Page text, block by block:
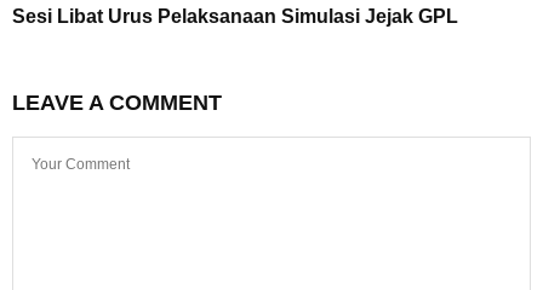
Sesi Libat Urus Pelaksanaan Simulasi Jejak GPL
LEAVE A COMMENT